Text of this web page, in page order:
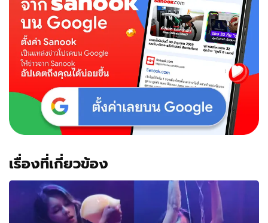
อย่าง
โหด
โฟกัส
ตรง
ก่อน
เรื่องที่เกี่ยวข้อง